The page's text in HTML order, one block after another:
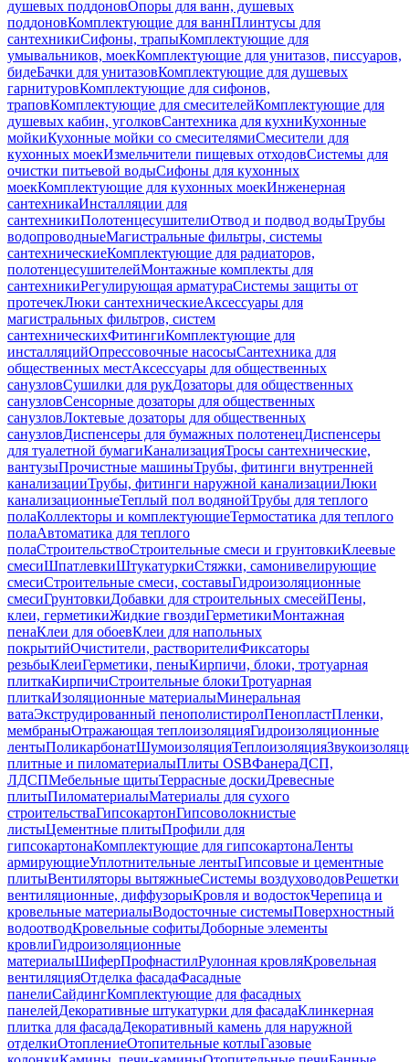
душевых поддоновОпоры для ванн, душевых
поддоновКомплектующие для ваннПлинтусы для
сантехникиСифоны, трапыКомплектующие для
умывальников, моекКомплектующие для унитазов, писсуаров,
бидеБачки для унитазовКомплектующие для душевых
гарнитуровКомплектующие для сифонов,
траповКомплектующие для смесителейКомплектующие для
душевых кабин, уголковСантехника для кухниКухонные
мойкиКухонные мойки со смесителямиСмесители для
кухонных моекИзмельчители пищевых отходовСистемы для
очистки питьевой водыСифоны для кухонных
моекКомплектующие для кухонных моекИнженерная
сантехникаИнсталляции для
сантехникиПолотенцесушителиОтвод и подвод водыТрубы
водопроводныеМагистральные фильтры, системы
сантехническиеКомплектующие для радиаторов,
полотенцесушителейМонтажные комплекты для
сантехникиРегулирующая арматураСистемы защиты от
протечекЛюки сантехническиеАксессуары для
магистральных фильтров, систем
сантехническихФитингиКомплектующие для
инсталляцийОпрессовочные насосыСантехника для
общественных местАксессуары для общественных
санузловСушилки для рукДозаторы для общественных
санузловСенсорные дозаторы для общественных
санузловЛоктевые дозаторы для общественных
санузловДиспенсеры для бумажных полотенецДиспенсеры
для туалетной бумагиКанализацияТросы сантехнические,
вантузыПрочистные машиныТрубы, фитинги внутренней
канализацииТрубы, фитинги наружной канализацииЛюки
канализационныеТеплый пол водянойТрубы для теплого
полаКоллекторы и комплектующиеТермостатика для теплого
полаАвтоматика для теплого
полаСтроительствоСтроительные смеси и грунтовкиКлеевые
смесиШпатлевкиШтукатуркиСтяжки, самонивелирующие
смесиСтроительные смеси, составыГидроизоляционные
смесиГрунтовкиДобавки для строительных смесейПены,
клеи, герметикиЖидкие гвоздиГерметикиМонтажная
пенаКлеи для обоевКлеи для напольных
покрытийОчистители, растворителиФиксаторы
резьбыКлеиГерметики, пеныКирпичи, блоки, тротуарная
плиткаКирпичиСтроительные блокиТротуарная
плиткаИзоляционные материалыМинеральная
ватаЭкструдированный пенополистиролПенопластПленки,
мембраныОтражающая теплоизоляцияГидроизоляционные
лентыПоликарбонатШумоизоляцияТеплоизоляция
плитные и пиломатериалыПлиты OSBФанераДСП,
ЛДСПМебельные щитыТеррасные доскиДревесные
плитыПиломатериалыМатериалы для сухого
строительстваГипсокартонГипсоволокнистые
листыЦементные плитыПрофили для
гипсокартонаКомплектующие для гипсокартонаЛенты
армирующиеУплотнительные лентыГипсовые и цементные
плитыВентиляторы вытяжныеСистемы воздуховодовРешетки
вентиляционные, диффузорыКровля и водостокЧерепица и
кровельные материалыВодосточные системыПоверхностный
водоотводКровельные софитыДоборные элементы
кровлиГидроизоляционные
материалыШиферПрофнастилРулонная кровляКровельная
вентиляцияОтделка фасадаФасадные
панелиСайдингКомплектующие для фасадных
панелейДекоративные штукатурки для фасадаКлинкерная
плитка для фасадаДекоративный камень для наружной
отделкиОтоплениеОтопительные котлыГазовые